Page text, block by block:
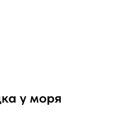
у моря